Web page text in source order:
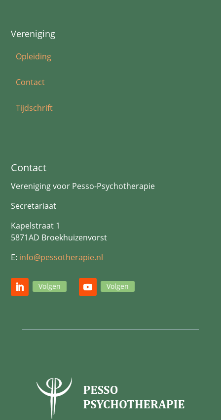
Vereniging
Opleiding
Contact
Tijdschrift
Contact
Vereniging voor Pesso-Psychotherapie
Secretariaat
Kapelstraat 1
5871AD Broekhuizenvorst
E: info@pessotherapie.nl
Volgen Volgen